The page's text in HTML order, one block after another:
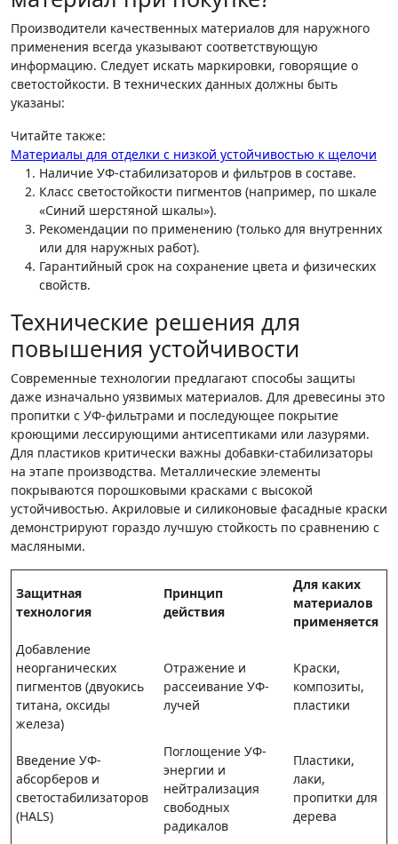
Производители качественных материалов для наружного
применения всегда указывают соответствующую
информацию. Следует искать маркировки, говорящие о
светостойкости. В технических данных должны быть
указаны:
Читайте также:
Материалы для отделки с низкой устойчивостью к щелочи
Наличие УФ-стабилизаторов и фильтров в составе.
Класс светостойкости пигментов (например, по шкале
«Синий шерстяной шкалы»).
Рекомендации по применению (только для внутренних
или для наружных работ).
Гарантийный срок на сохранение цвета и физических
свойств.
Технические решения для
повышения устойчивости
Современные технологии предлагают способы защиты
даже изначально уязвимых материалов. Для древесины это
пропитки с УФ-фильтрами и последующее покрытие
кроющими лессирующими антисептиками или лазурями.
Для пластиков критически важны добавки-стабилизаторы
на этапе производства. Металлические элементы
покрываются порошковыми красками с высокой
устойчивостью. Акриловые и силиконовые фасадные краски
демонстрируют гораздо лучшую стойкость по сравнению с
масляными.
Защитная
технология
Принцип
действия
Для каких
материалов
применяется
Добавление
неорганических
пигментов (двуокись
титана, оксиды
железа)
Отражение и
рассеивание УФ-
лучей
Краски,
композиты,
пластики
Введение УФ-
абсорберов и
светостабилизаторов
(HALS)
Поглощение УФ-
энергии и
нейтрализация
свободных
радикалов
Пластики,
лаки,
пропитки для
дерева